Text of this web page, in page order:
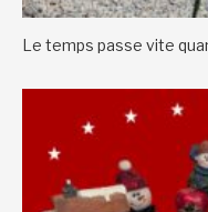
Le temps passe vite